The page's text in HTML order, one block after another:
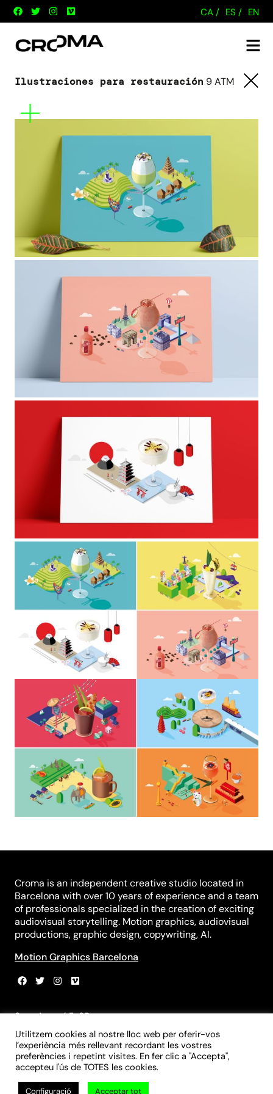
CA / ES / EN
Ilustraciones para restauración 9 ATM
Croma is an independent creative studio located in
Barcelona with over 10 years of experience and a team
of professionals specialized in the creation of exciting
audiovisual storytelling. Motion graphics, audiovisual
productions, graphic design, copywriting, AI.
Motion Graphics Barcelona
Sant Agustí 5, 3B
08012 Barcelona
+34 931 839 981
+34 699 970 055
info@croma-studio.com
Utilitzem cookies al nostre lloc web per oferir-vos
l’experiència més rellevant recordant les vostres
preferències i repetint visites. En fer clic a "Accepta",
accepteu l'ús de TOTES les cookies.
Configuració Acceptar tot